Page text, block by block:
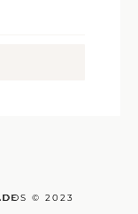
© 2023